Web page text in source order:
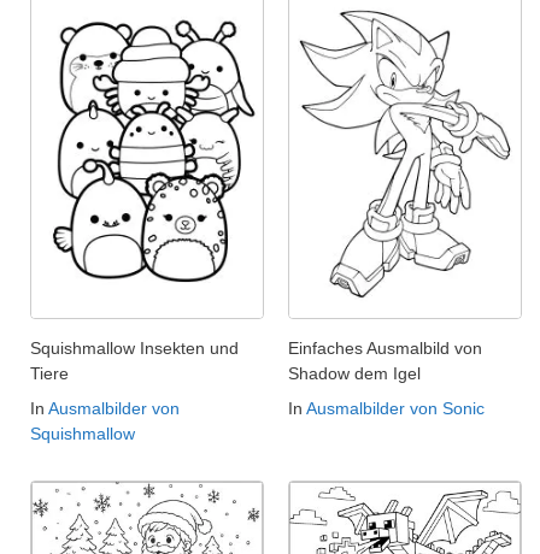
Squishmallow Insekten und
Tiere
In Ausmalbilder von
Squishmallow
Einfaches Ausmalbild von
Shadow dem Igel
In Ausmalbilder von Sonic